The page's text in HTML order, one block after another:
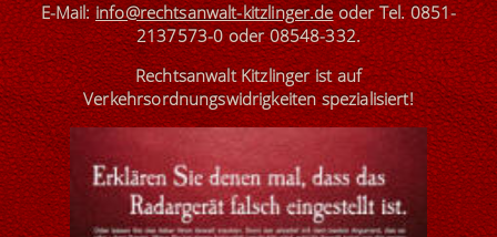
E-Mail:info@rechtsanwalt-kitzlinger.de oderTel. 0851-
2137573-0oder08548-332.
Rechtsanwalt Kitzlinger istauf
Verkehrsordnungswidrigkeitenspezialisiert!